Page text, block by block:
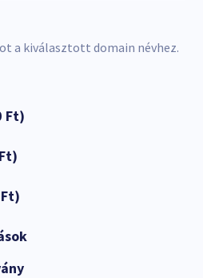
a kiválasztott domain névhez.
Ft)
Ft)
Ft)